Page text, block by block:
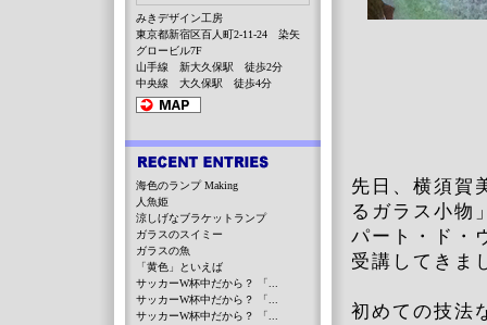
先日、横須賀
るガラス小物
パート・ド・
受講してき
初めての技法
みきデザイン工房
東京都新宿区百人町2-11-24 染矢
グロービル7F
山手線 新大久保駅 徒歩2分
中央線 大久保駅 徒歩4分
海色のランプ Making
人魚姫
涼しげなブラケットランプ
ガラスのスイミー
ガラスの魚
「黄色」といえば
サッカーW杯中だから？ 「...
サッカーW杯中だから？ 「...
サッカーW杯中だから？ 「...